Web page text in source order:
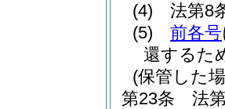
(4)
法第8
(5)
前各号
還するた
(保管した
第23条
法